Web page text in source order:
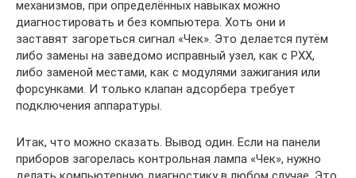
механизмов, при определённых навыках можно
диагностировать и без компьютера. Хоть они и
заставят загореться сигнал «Чек». Это делается путём
либо замены на заведомо исправный узел, как с РХХ,
либо заменой местами, как с модулями зажигания или
форсунками. И только клапан адсорбера требует
подключения аппаратуры.
Итак, что можно сказать. Вывод один. Если на панели
приборов загорелась контрольная лампа «Чек», нужно